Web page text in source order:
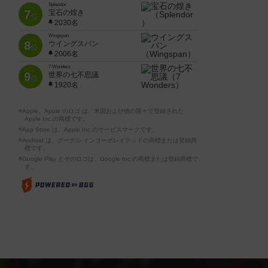
7位
Splendor
宝石の煌き
2030名
8位
Wingspan
ウイングスパン
2006名
9位
7 Wonders
世界の七不思議
1920名
※Apple、Apple のロゴ は、米国および他の国々で登録された
Apple Inc.の商標です。
※App Store は、Apple Inc.のサービスマークです。
※Android は、グーグル インコーポレイテッドの商標または登録商
標です。
※Google Play とそのロゴは、Google Inc.の商標または登録商標で
す。